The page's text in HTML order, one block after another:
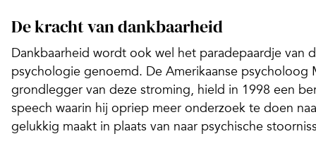
De kracht van dankbaarheid
Dankbaarheid wordt ook wel het paradepaardje van
psychologie genoemd. De Amerikaanse psycholoog
grondlegger van deze stroming, hield in 1998 een
speech waarin hij opriep meer onderzoek te doen
gelukkig maakt in plaats van naar psychische